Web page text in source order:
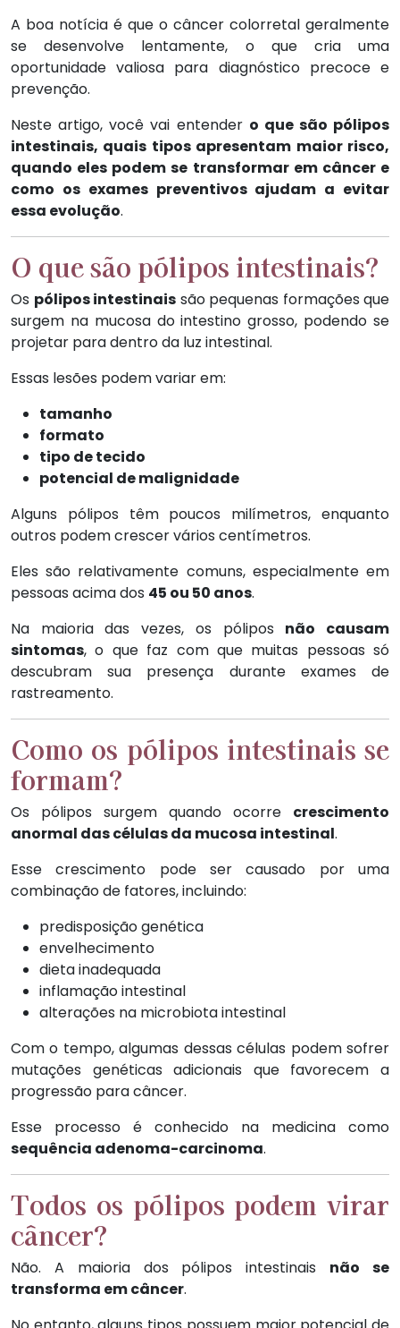
A boa notícia é que o câncer colorretal geralmente
se desenvolve lentamente, o que cria uma
oportunidade valiosa para diagnóstico precoce e
prevenção.
Neste artigo, você vai entender o que são pólipos
intestinais, quais tipos apresentam maior risco,
quando eles podem se transformar em câncer e
como os exames preventivos ajudam a evitar
essa evolução.
O que são pólipos intestinais?
Os pólipos intestinais são pequenas formações que
surgem na mucosa do intestino grosso, podendo se
projetar para dentro da luz intestinal.
Essas lesões podem variar em:
tamanho
formato
tipo de tecido
potencial de malignidade
Alguns pólipos têm poucos milímetros, enquanto
outros podem crescer vários centímetros.
Eles são relativamente comuns, especialmente em
pessoas acima dos 45 ou 50 anos.
Na maioria das vezes, os pólipos não causam
sintomas, o que faz com que muitas pessoas só
descubram sua presença durante exames de
rastreamento.
Como os pólipos intestinais se
formam?
Os pólipos surgem quando ocorre crescimento
anormal das células da mucosa intestinal.
Esse crescimento pode ser causado por uma
combinação de fatores, incluindo:
predisposição genética
envelhecimento
dieta inadequada
inflamação intestinal
alterações na microbiota intestinal
Com o tempo, algumas dessas células podem sofrer
mutações genéticas adicionais que favorecem a
progressão para câncer.
Esse processo é conhecido na medicina como
sequência adenoma-carcinoma.
Todos os pólipos podem virar
câncer?
Não. A maioria dos pólipos intestinais não se
transforma em câncer.